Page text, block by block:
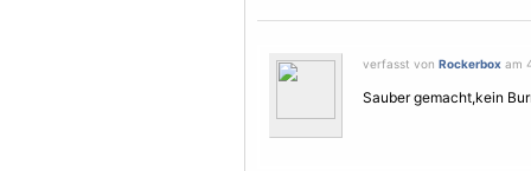
verfasst von Rockerbox am
Sauber gemacht,kein